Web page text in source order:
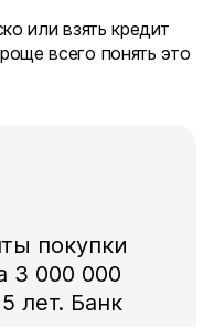
или взять кредит
всего понять это
покупки
3 000 000
лет. Банк